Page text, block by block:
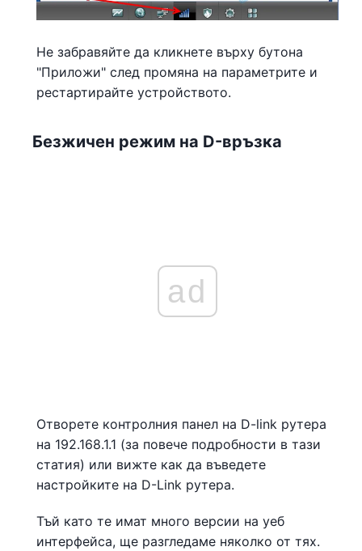
Не забравяйте да кликнете върху бутона
"Приложи" след промяна на параметрите и
рестартирайте устройството.
Безжичен режим на D-връзка
ad
Отворете контролния панел на D-link рутера
на 192.168.1.1 (за повече подробности в тази
статия) или вижте как да въведете
настройките на D-Link рутера.
Тъй като те имат много версии на уеб
интерфейса, ще разгледаме няколко от тях.